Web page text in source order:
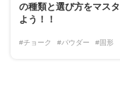
の種類と選び方をマス
よう！！
#チョーク #パウダー #固形